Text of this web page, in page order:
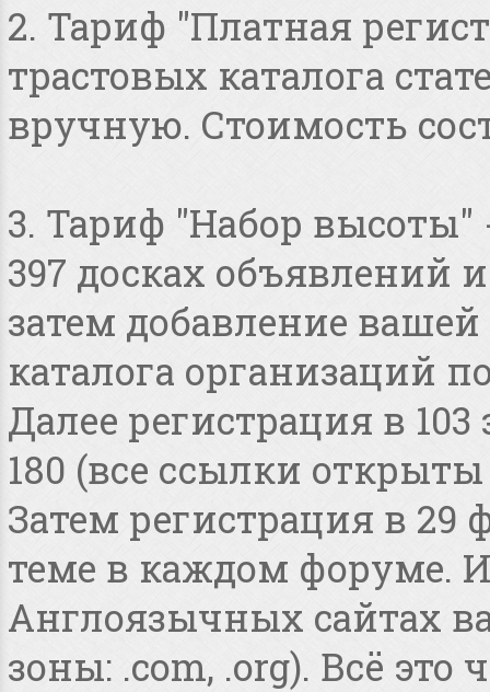
2. Тариф "Платная
трастовых каталога
вручную. Стоимость
3. Тариф "Набор
397 досках объявлений
затем добавление
каталога организаций
Далее регистрация в
180 (все ссылки
Затем регистрация в 29
теме в каждом форуме.
Англоязычных сайтах
зоны: .com, .org). Всё это